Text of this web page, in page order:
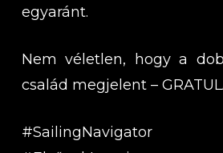
egyaránt.
Nem véletlen, hogy a
család megjelent –
#SailingNavigator